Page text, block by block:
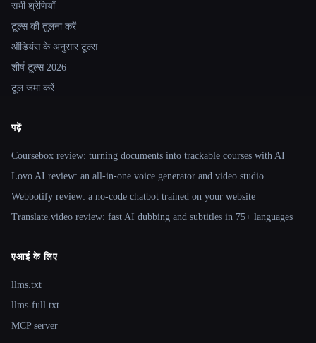
सभी श्रेणियाँ
टूल्स की तुलना करें
ऑडियंस के अनुसार टूल्स
शीर्ष टूल्स 2026
टूल जमा करें
पढ़ें
Coursebox review: turning documents into trackable courses with AI
Lovo AI review: an all-in-one voice generator and video studio
Webbotify review: a no-code chatbot trained on your website
Translate.video review: fast AI dubbing and subtitles in 75+ languages
एआई के लिए
llms.txt
llms-full.txt
MCP server